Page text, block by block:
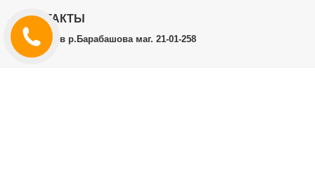
КОНТАКТЫ
г.Харьков р.Барабашова маг. 21-01-258